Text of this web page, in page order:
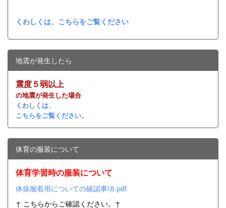
くわしくは、こちらをご覧ください
地震が発生したら
震度５弱以上
の地震が発生した場合
くわしくは、
こちらをご覧ください。
体育の服装について
体育学習時の服装について
体操服着用についての確認事項.pdf
↑ こちらからご確認ください。↑